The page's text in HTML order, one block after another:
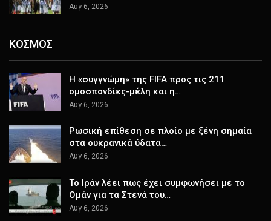
Αυγ 6, 2026
ΚΟΣΜΟΣ
Η «συγγνώμη» της FIFA προς τις 211
ομοσπονδίες-μέλη και η…
Αυγ 6, 2026
Ρωσική επίθεση σε πλοίο με ξένη σημαία
στα ουκρανικά ύδατα…
Αυγ 6, 2026
Το Ιράν λέει πως έχει συμφωνήσει με το
Ομάν για τα Στενά του…
Αυγ 6, 2026